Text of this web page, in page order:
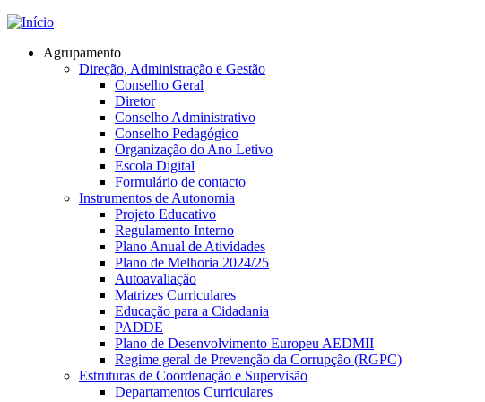
Jump to navigation
Agrupamento
Direção, Administração e Gestão
Conselho Geral
Diretor
Conselho Administrativo
Conselho Pedagógico
Organização do Ano Letivo
Escola Digital
Formulário de contacto
Instrumentos de Autonomia
Projeto Educativo
Regulamento Interno
Plano Anual de Atividades
Plano de Melhoria 2024/25
Autoavaliação
Matrizes Curriculares
Educação para a Cidadania
PADDE
Plano de Desenvolvimento Europeu AEDMII
Regime geral de Prevenção da Corrupção (RGPC)
Estruturas de Coordenação e Supervisão
Departamentos Curriculares